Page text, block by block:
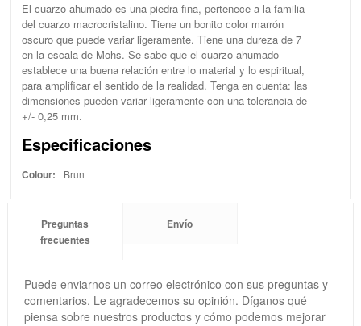
El cuarzo ahumado es una piedra fina, pertenece a la familia
del cuarzo macrocristalino. Tiene un bonito color marrón
oscuro que puede variar ligeramente. Tiene una dureza de 7
en la escala de Mohs. Se sabe que el cuarzo ahumado
establece una buena relación entre lo material y lo espiritual,
para amplificar el sentido de la realidad. Tenga en cuenta: las
dimensiones pueden variar ligeramente con una tolerancia de
+/- 0,25 mm.
Especificaciones
Colour: Brun
Preguntas
frecuentes
Envío
Puede enviarnos un correo electrónico con sus preguntas y
comentarios. Le agradecemos su opinión. Díganos qué
piensa sobre nuestros productos y cómo podemos mejorar